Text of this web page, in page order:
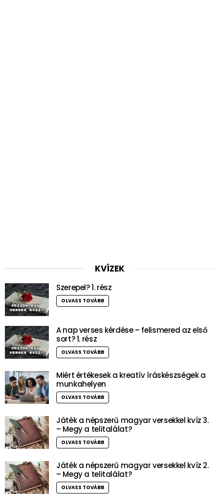
KVÍZEK
Szerepel? 1. rész
OLVASS TOVÁBB
A nap verses kérdése – felismered az első
sort? 1. rész
OLVASS TOVÁBB
Miért értékesek a kreatív íráskészségek a
munkahelyen
OLVASS TOVÁBB
Játék a népszerű magyar versekkel kvíz 3.
– Megy a telitalálat?
OLVASS TOVÁBB
Játék a népszerű magyar versekkel kvíz 2.
– Megy a telitalálat?
OLVASS TOVÁBB